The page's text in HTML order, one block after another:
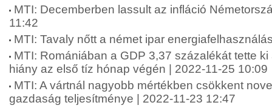
MTI: Decemberben lassult az infláció
11:42
MTI: Tavaly nőtt a német ipar
MTI: Romániában a GDP 3,37 százalékát tette
hiány az első tíz hónap végén | 2022-11-25 10:09
MTI: A vártnál nagyobb mértékben csökkent
gazdaság teljesítménye | 2022-11-23 12:47